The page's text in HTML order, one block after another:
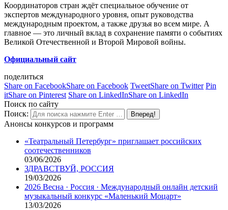
Координаторов стран ждёт специальное обучение от
экспертов международного уровня, опыт руководства
международным проектом, а также друзья во всем мире. А
главное — это личный вклад в сохранение памяти о событиях
Великой Отечественной и Второй Мировой войны.
Официальный сайт
поделиться
Share on FacebookShare on Facebook TweetShare on Twitter Pin
itShare on Pinterest Share on LinkedInShare on LinkedIn
Поиск по сайту
Поиск:
Анонсы конкурсов и программ
«Театральный Петербург» приглашает российских
соотечественников
03/06/2026
ЗДРАВСТВУЙ, РОССИЯ
19/03/2026
2026 Весна · Россия · Международный онлайн детский
музыкальный конкурс «Маленький Моцарт»
13/03/2026